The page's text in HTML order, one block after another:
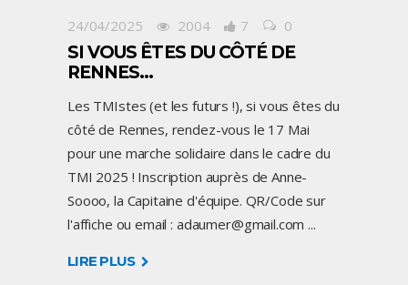
24/04/2025 2004 7 0
SI VOUS ÊTES DU CÔTÉ DE
RENNES…
Les TMIstes (et les futurs !), si vous êtes du
côté de Rennes, rendez-vous le 17 Mai
pour une marche solidaire dans le cadre du
TMI 2025 ! Inscription auprès de Anne-
Soooo, la Capitaine d'équipe. QR/Code sur
l'affiche ou email : adaumer@gmail.com
LIRE PLUS